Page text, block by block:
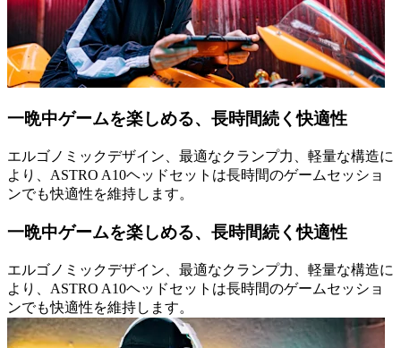
一晩中ゲームを楽しめる、長時間続く快適性
エルゴノミックデザイン、最適なクランプ力、軽量な構造に
より、ASTRO A10ヘッドセットは長時間のゲームセッショ
ンでも快適性を維持します。
一晩中ゲームを楽しめる、長時間続く快適性
エルゴノミックデザイン、最適なクランプ力、軽量な構造に
より、ASTRO A10ヘッドセットは長時間のゲームセッショ
ンでも快適性を維持します。